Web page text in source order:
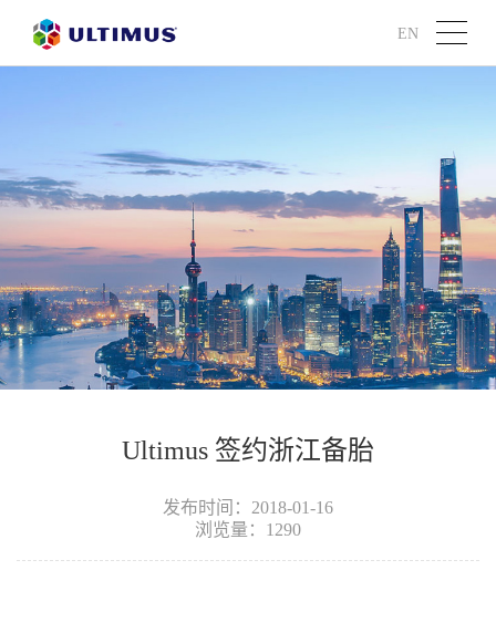
EN
Ultimus 签约浙江备胎
发布时间：2018-01-16
浏览量：1290